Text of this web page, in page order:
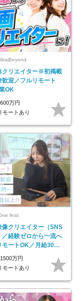
クリエイター※初掲載
歓迎／フルリモート
OK
万円
モートあり
feat.
像クリエイター（SNS
／経験ゼロから一流へ
モートOK／月給30万
130日以上
万円
モートあり